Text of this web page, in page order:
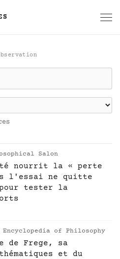
Salon
nourrit la « perte
l'essai ne quitte
tester la
Encyclopedia of Philosophy
de Frege, sa
et du